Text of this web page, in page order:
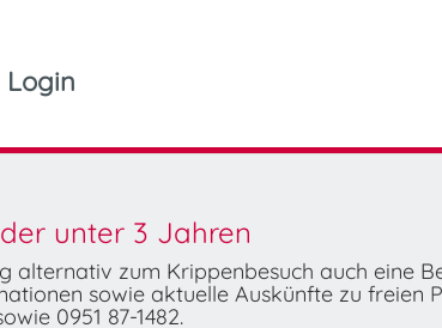
Login
unter 3 Jahren
zum Krippenbesuch auch eine
sowie aktuelle Auskünfte zu freien
0951 87-1482.